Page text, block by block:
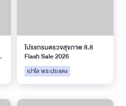
โปรแกรมตรวจสุขภาพ 8.8
Flash Sale 2026
เปาโล พระประแดง